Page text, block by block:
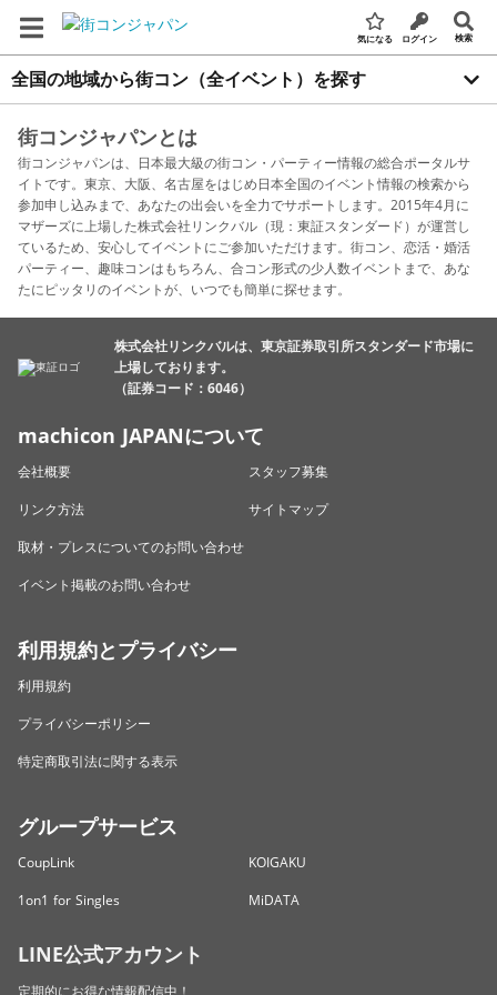
気になる ログイン 検索
全国の地域から街コン（全イベント）を探す
街コンジャパンとは
街コンジャパンは、日本最大級の街コン・パーティー情報の総合ポータルサ
イトです。東京、大阪、名古屋をはじめ日本全国のイベント情報の検索から
参加申し込みまで、あなたの出会いを全力でサポートします。2015年4月に
マザーズに上場した株式会社リンクバル（現：東証スタンダード）が運営し
ているため、安心してイベントにご参加いただけます。街コン、恋活・婚活
パーティー、趣味コンはもちろん、合コン形式の少人数イベントまで、あな
たにピッタリのイベントが、いつでも簡単に探せます。
株式会社リンクバルは、東京証券取引所スタンダード市場に
上場しております。
（証券コード：6046）
machicon JAPANについて
会社概要
スタッフ募集
リンク方法
サイトマップ
取材・プレスについてのお問い合わせ
イベント掲載のお問い合わせ
利用規約とプライバシー
利用規約
プライバシーポリシー
特定商取引法に関する表示
グループサービス
CoupLink
KOIGAKU
1on1 for Singles
MiDATA
LINE公式アカウント
定期的にお得な情報配信中！